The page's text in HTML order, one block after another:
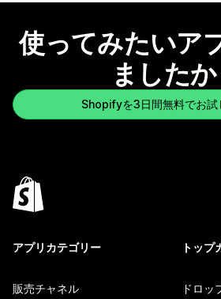
使ってみたいア
ましたか
Shopifyを3日間無料でお試
アプリカテゴリー
販売チャネル
トップ
ドロッ